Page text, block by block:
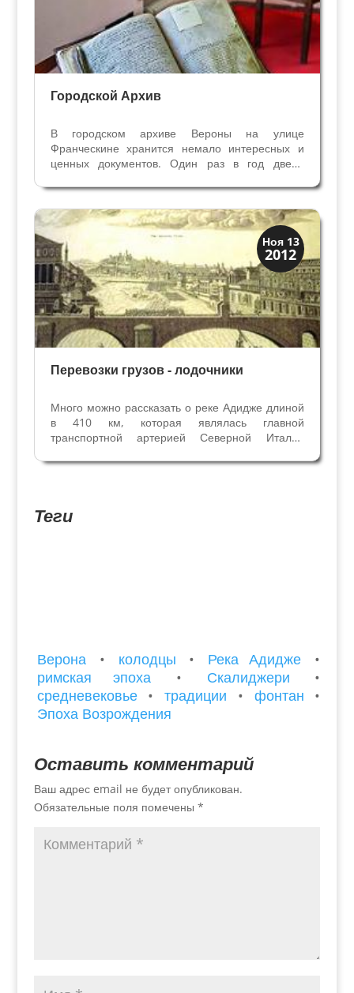
Городской Архив
В городском архиве Вероны на улице
Франческине хранится немало интересных и
ценных документов. Один раз в год двери
всеобщее обозрение выставляются уникальные
старинные документы. В прошлом году в
вестибюле архива были выставлены...
Ноя 13
2012
Мода и ремесла
Традиции
Перевозки грузов - лодочники
Много можно рассказать о реке Адидже длиной
в 410 км, которая являлась главной
транспортной артерией Северной Италии
значении для Вероны. К югу от Больцано, в
Теги
Верона • колодцы • Река Адидже
•
римская эпоха
• Скалиджери
•
средневековье
• традиции • фонтан
•
Эпоха Возрождения
Оставить комментарий
Ваш адрес email не будет опубликован.
Обязательные поля помечены *